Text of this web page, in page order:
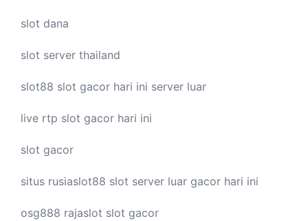
slot dana
slot server thailand
slot88 slot gacor hari ini server luar
live rtp slot gacor hari ini
slot gacor
situs rusiaslot88 slot server luar gacor hari ini
osg888 rajaslot slot gacor